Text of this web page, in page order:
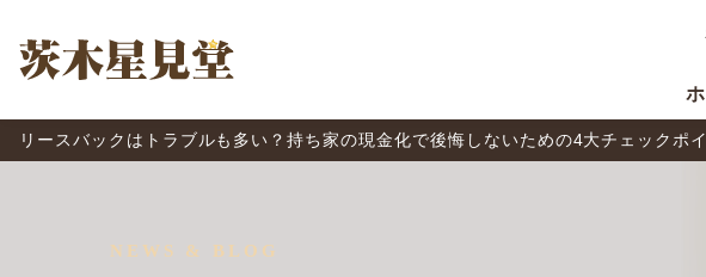
リースバックはトラブルも多い？持ち家の現金化で後悔しないための4大チェック
NEWS & BLOG